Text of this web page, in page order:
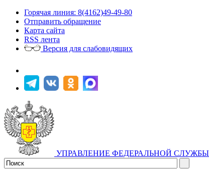
Горячая линия: 8(4162)49-49-80
Отправить обращение
Карта сайта
RSS лента
Версия для слабовидящих
УПРАВЛЕНИЕ ФЕДЕРАЛЬНОЙ